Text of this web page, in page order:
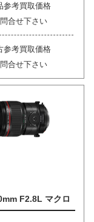
参考買取価格
合せ下さい
参考買取価格
合せ下さい
F2.8L マクロ